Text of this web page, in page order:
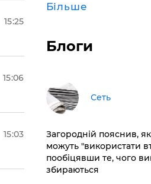
15:25
15:06
15:03
Більше
Блоги
Сеть
Загородній пояснив,
можуть "використати
пообіцявши те, чого
збираються